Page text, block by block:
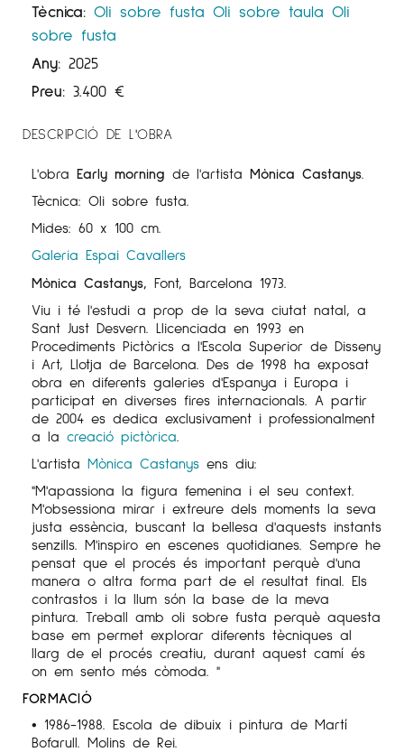
Tècnica: Oli sobre fusta Oli sobre taula Oli
sobre fusta
Any: 2025
Preu: 3.400 €
DESCRIPCIÓ DE L'OBRA
L'obra Early morning de l'artista Mònica Castanys.
Tècnica: Oli sobre fusta.
Mides: 60 x 100 cm.
Galeria Espai Cavallers
Mònica Castanys, Font, Barcelona 1973.
Viu i té l'estudi a prop de la seva ciutat natal, a
Sant Just Desvern. Llicenciada en 1993 en
Procediments Pictòrics a l'Escola Superior de Disseny
i Art, Llotja de Barcelona. Des de 1998 ha exposat
obra en diferents galeries d'Espanya i Europa i
participat en diverses fires internacionals. A partir
de 2004 es dedica exclusivament i professionalment
a la creació pictòrica.
L'artista Mònica Castanys ens diu:
"M'apassiona la figura femenina i el seu context.
M'obsessiona mirar i extreure dels moments la seva
justa essència, buscant la bellesa d'aquests instants
senzills. M'inspiro en escenes quotidianes. Sempre he
pensat que el procés és important perquè d'una
manera o altra forma part de el resultat final. Els
contrastos i la llum són la base de la meva
pintura. Treball amb oli sobre fusta perquè aquesta
base em permet explorar diferents tècniques al
llarg de el procés creatiu, durant aquest camí és
on em sento més còmoda. "
FORMACIÓ
• 1986-1988. Escola de dibuix i pintura de Martí
Bofarull. Molins de Rei.